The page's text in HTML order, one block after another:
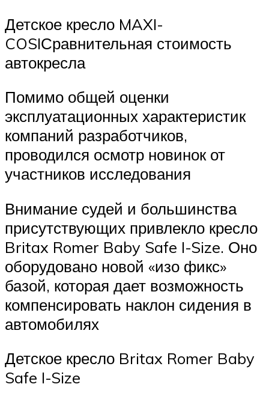
Детское кресло MAXI-
COSIСравнительная стоимость
автокресла
Помимо общей оценки
эксплуатационных характеристик
компаний разработчиков,
проводился осмотр новинок от
участников исследования
Внимание судей и большинства
присутствующих привлекло кресло
Britax Romer Baby Safe I-Size. Оно
оборудовано новой «изо фикс»
базой, которая дает возможность
компенсировать наклон сидения в
автомобилях
Детское кресло Britax Romer Baby
Safe I-Size